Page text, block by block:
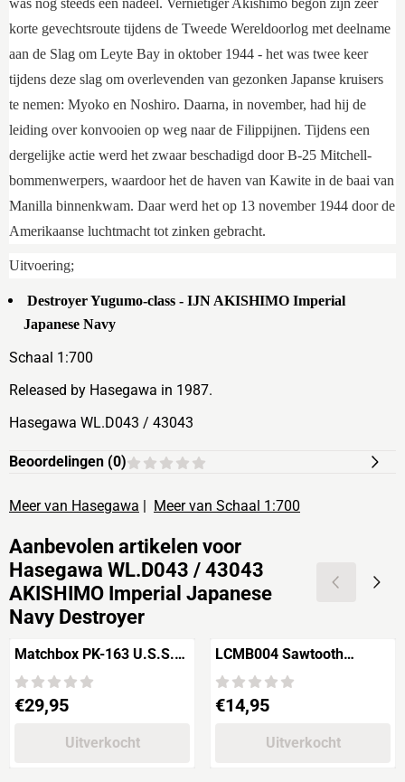
korte gevechtsroute tijdens de Tweede Wereldoorlog met deelname
aan de Slag om Leyte Bay in oktober 1944 - het was twee keer
tijdens deze slag om overlevenden van gezonken Japanse kruisers
te nemen: Myoko en Noshiro. Daarna, in november, had hij de
leiding over konvooien op weg naar de Filippijnen. Tijdens een
dergelijke actie werd het zwaar beschadigd door B-25 Mitchell-
bommenwerpers, waardoor het de haven van Kawite in de baai van
Manilla binnenkwam. Daar werd het op 13 november 1944 door de
Amerikaanse luchtmacht tot zinken gebracht.
Uitvoering;
Destroyer Yugumo-class - IJN AKISHIMO Imperial
Japanese Navy
Schaal 1:700
Released by Hasegawa in 1987.
Hasegawa WL.D043 / 43043
Beoordelingen (0)
Meer van Hasegawa | Meer van Schaal 1:700
Aanbevolen artikelen voor
Hasegawa WL.D043 / 43043
AKISHIMO Imperial Japanese
Navy Destroyer
Matchbox PK-163 U.S.S.
San Diego 'CL-53'
Prijs: 29,95
€29,95
Uitverkocht
LCMB004 Sawtooth
Building
Prijs: 14,95
€14,95
Uitverkocht